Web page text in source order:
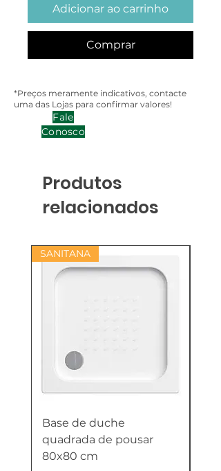
Adicionar ao carrinho
Comprar
*Preços meramente indicativos, contacte
uma das Lojas para confirmar valores!
Fale
Conosco
Produtos
relacionados
SANITANA
Base de duche
quadrada de pousar
80x80 cm